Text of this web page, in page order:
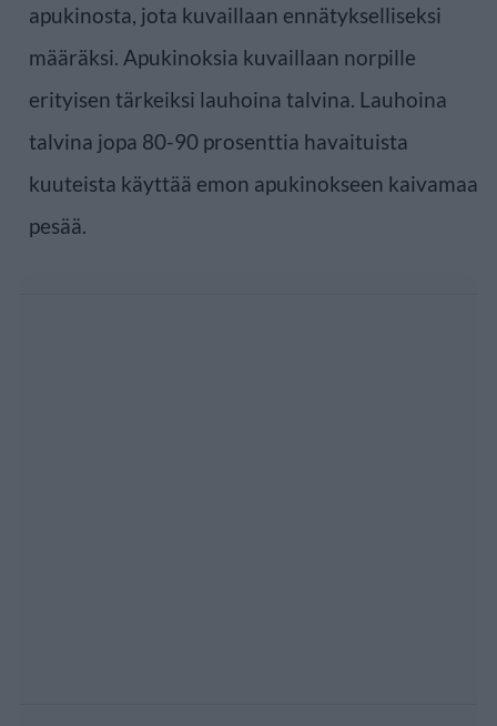
apukinosta, jota kuvaillaan ennätykselliseksi
määräksi. Apukinoksia kuvaillaan norpille
erityisen tärkeiksi lauhoina talvina. Lauhoina
talvina jopa 80-90 prosenttia havaituista
kuuteista käyttää emon apukinokseen kaivamaa
pesää.